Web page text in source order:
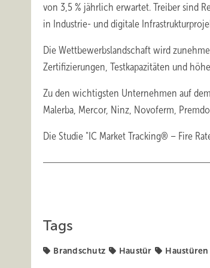
von 3,5 % jährlich erwartet. Treiber sind
in Industrie- und digitale
Die Wettbewerbslandschaft wird
Zertifizierungen, Testkapazitäten und
Zu den wichtigsten Unternehmen auf
Malerba, Mercor, Ninz, Novoferm,
Die Studie "IC Market Tracking® – Fire
Tags
Brandschutz Haustür Haustüren